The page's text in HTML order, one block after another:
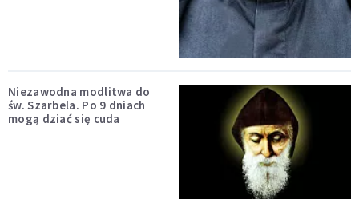
Niezawodna modlitwa do
św. Szarbela. Po 9 dniach
mogą dziać się cuda